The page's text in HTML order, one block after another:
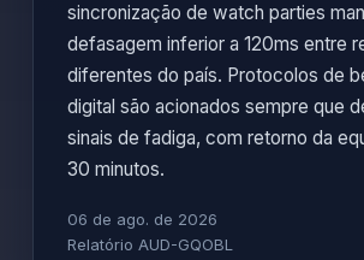
sincronização de watch parties
defasagem inferior a 120ms entre
diferentes do país. Protocolos de
digital são acionados sempre que
sinais de fadiga, com retorno da
30 minutos.
06 de ago. de 2026
Relatório AUD-GQOBL